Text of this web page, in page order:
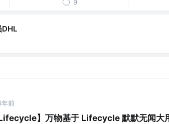
9
DHL
年前
】万物基于 Lifecycle 默默无闻大